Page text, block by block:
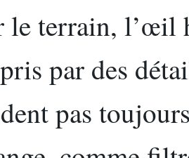
le terrain, l’œil
par des
pas